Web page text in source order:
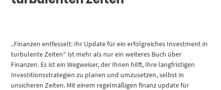
„Finanzen entfesselt: Ihr Update für ein erfolgreiches Investment in
turbulente Zeiten“ ist mehr als nur ein weiteres Buch über
Finanzen. Es ist ein Wegweiser, der Ihnen hilft, Ihre langfristigen
Investitionsstrategien zu planen und umzusetzen, selbst in
unsicheren Zeiten. Mit einem regelmäßigen finanz update für